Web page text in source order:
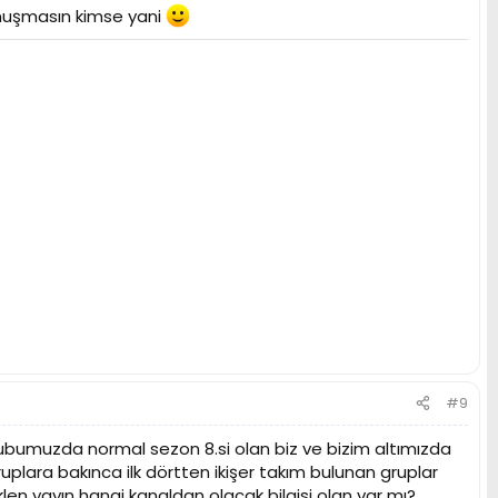
kimse yani
#9
normal sezon 8.si olan biz ve bizim altımızda
bakınca ilk dörtten ikişer takım bulunan gruplar